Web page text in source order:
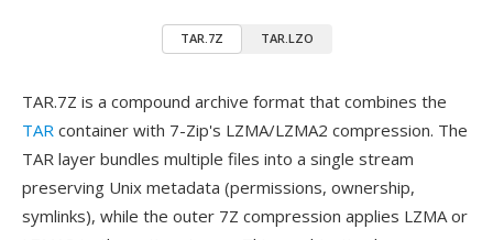
TAR.7Z TAR.LZO
TAR.7Z is a compound archive format that combines the
TAR container with 7-Zip's LZMA/LZMA2 compression. The
TAR layer bundles multiple files into a single stream
preserving Unix metadata (permissions, ownership,
symlinks), while the outer 7Z compression applies LZMA or